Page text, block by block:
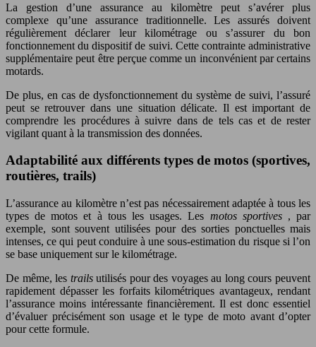
La gestion d’une assurance au kilomètre peut s’avérer plus
complexe qu’une assurance traditionnelle. Les assurés doivent
régulièrement déclarer leur kilométrage ou s’assurer du bon
fonctionnement du dispositif de suivi. Cette contrainte administrative
supplémentaire peut être perçue comme un inconvénient par certains
motards.
De plus, en cas de dysfonctionnement du système de suivi, l’assuré
peut se retrouver dans une situation délicate. Il est important de
comprendre les procédures à suivre dans de tels cas et de rester
vigilant quant à la transmission des données.
Adaptabilité aux différents types de motos (sportives,
routières, trails)
L’assurance au kilomètre n’est pas nécessairement adaptée à tous les
types de motos et à tous les usages. Les motos sportives , par
exemple, sont souvent utilisées pour des sorties ponctuelles mais
intenses, ce qui peut conduire à une sous-estimation du risque si l’on
se base uniquement sur le kilométrage.
De même, les trailsutilisés pour des voyages au long cours peuvent
rapidement dépasser les forfaits kilométriques avantageux, rendant
l’assurance moins intéressante financièrement. Il est donc essentiel
d’évaluer précisément son usage et le type de moto avant d’opter
pour cette formule.